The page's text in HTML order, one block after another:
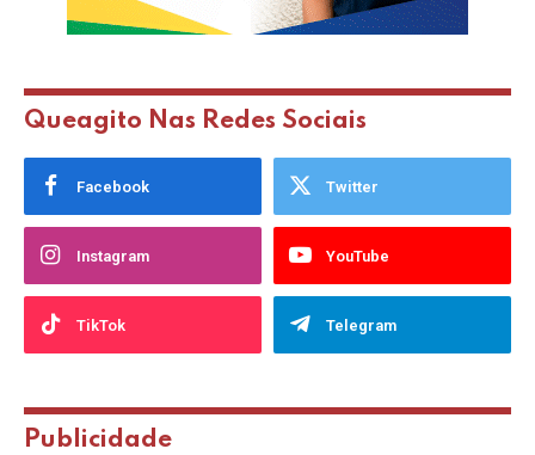
Queagito Nas Redes Sociais
Facebook Twitter
Instagram YouTube
TikTok Telegram
Publicidade